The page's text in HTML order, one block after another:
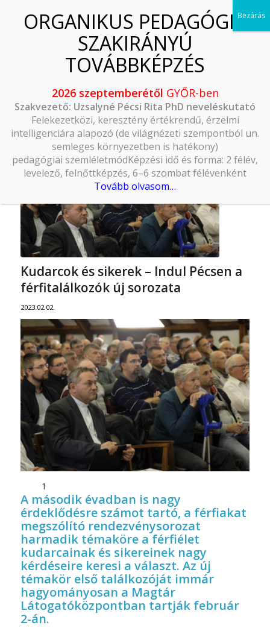
Kudarcok és sikerek – Indul Pécsen a
férfitalálkozók új sorozata
2023.02.02.
1
A második évadban is nagy
érdeklődésre számot tartó, a férfiakat
megszólító rendezvénysorozat
harmadik témaköre a férfiélet
kudarcainak és sikereinek nagy
kérdéseire keresi a választ. Az új
témakör első találkozóját immár
hagyományosan a Magtár
Látogatóközpontban tartják február
2-án.
2026 szeptemberétől GYŐR-ben
Szakvezető: Uzsalyné Pécsi Rita PhD neveléskutató
Felekezetközi, keresztény értékrendű, érzelmi
intelligenciára alapozó (de világnézeti szempontból un.
semleges környezetben is hatékony)
pedagógiai szemléletmódKépzési idő és forma: 2 félév,
levelező, felnőttképzés, 6–6 szombat félévenként
Tovább olvasom…